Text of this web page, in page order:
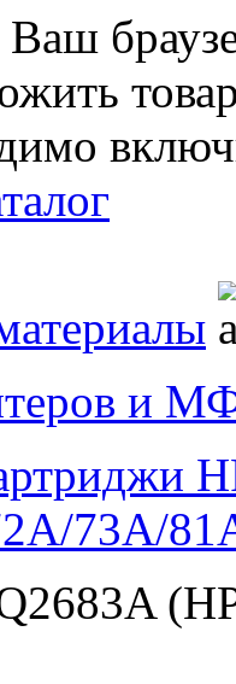
Ваш
и
73A/